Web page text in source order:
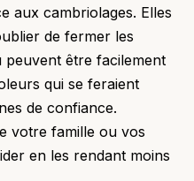
aux cambriolages. Elles
de fermer les
être facilement
qui se feraient
de confiance.
votre famille ou vos
en les rendant moins